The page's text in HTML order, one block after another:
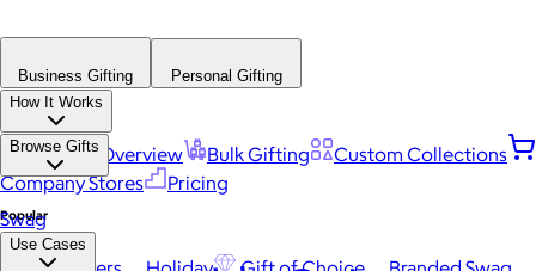
Business Gifting
Personal Gifting
How It Works
Platform Overview Bulk Gifting
Custom Collections
Company Stores
Pricing
Browse Gifts
Popular
Swag
Use Cases